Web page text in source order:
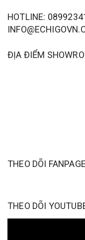
HOTLINE:
ĐỊA ĐIỂM
THEO DÕI FANPAGE
THEO DÕI